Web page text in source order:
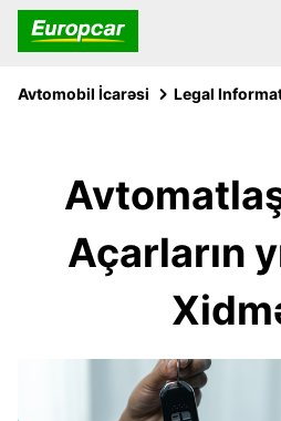
Avtomobil İcarəsi Legal
Açarların